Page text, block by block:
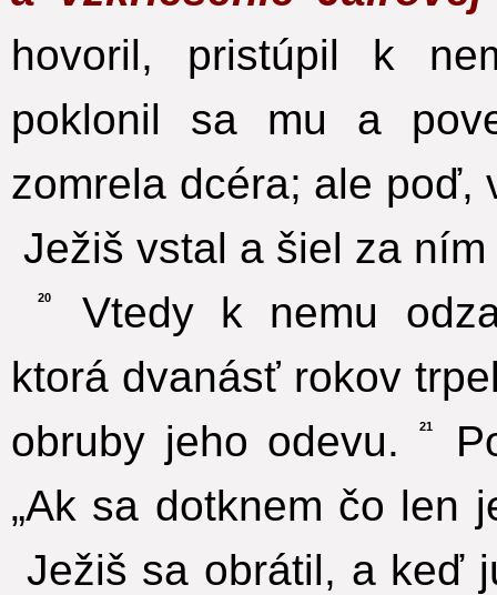
hovoril, pristúpil k
poklonil sa mu a
zomrela dcéra; ale poď,
Ježiš vstal a šiel za
20
Vtedy k nemu
ktorá dvanásť rokov
obruby jeho odevu.
21
„Ak sa dotknem čo len
Ježiš sa obrátil, a keď